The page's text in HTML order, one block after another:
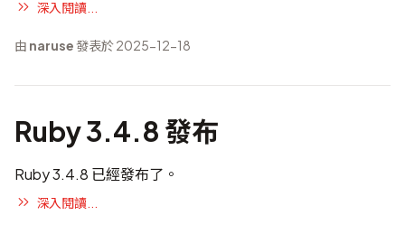
深入閱讀...
由 naruse發表於 2025-12-18
Ruby 3.4.8 發布
Ruby 3.4.8 已經發布了。
深入閱讀...